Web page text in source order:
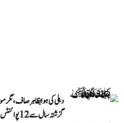
دہلی کی ہوا بظاہر صاف،
گزشتہ سال سے 12 پوائنٹس زیادہ: اجے ماکن